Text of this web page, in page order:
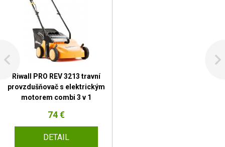
Riwall PRO REV 3213 travní
provzdušňovač s elektrickým
motorem combi 3 v 1
74 €
DETAIL